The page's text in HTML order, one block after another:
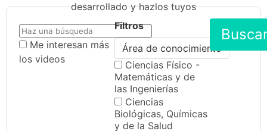
desarrollado y hazlos tuyos
Me interesan más
los videos
Filtros
Área de conocimiento
Ciencias Físico -
Matemáticas y de
las Ingenierías
Ciencias
Biológicas, Químicas
y de la Salud